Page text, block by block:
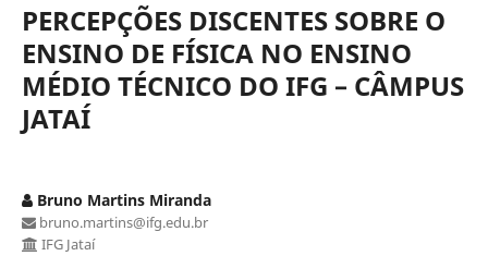
PERCEPÇÕES DISCENTES SOBRE O
ENSINO DE FÍSICA NO ENSINO
MÉDIO TÉCNICO DO IFG – CÂMPUS
JATAÍ
Bruno Martins Miranda
bruno.martins@ifg.edu.br
IFG Jataí